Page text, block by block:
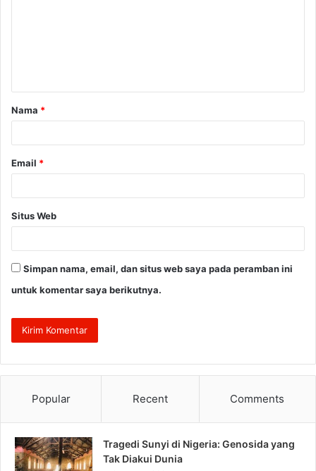
a
r
Nama *
Email *
Situs Web
Simpan nama, email, dan situs web saya pada peramban ini
untuk komentar saya berikutnya.
Popular Recent Comments
Tragedi Sunyi di Nigeria: Genosida yang
Tak Diakui Dunia